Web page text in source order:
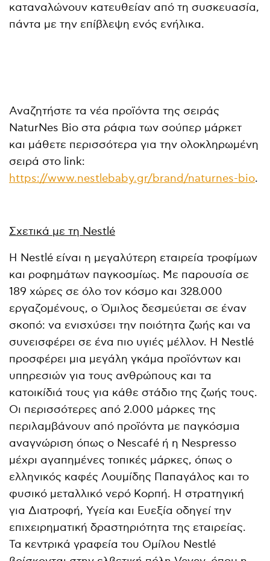
καταναλώνουν κατευθείαν από τη συσκευασία,
πάντα με την επίβλεψη ενός ενήλικα.
Αναζητήστε τα νέα προϊόντα της σειράς
NaturNes Bio στα ράφια των σούπερ μάρκετ
και μάθετε περισσότερα για την ολοκληρωμένη
σειρά στο link:
https://www.nestlebaby.gr/brand/naturnes-bio.
Σχετικά με τη Nestlé
Η Nestlé είναι η μεγαλύτερη εταιρεία τροφίμων
και ροφημάτων παγκοσμίως. Με παρουσία σε
189 χώρες σε όλο τον κόσμο και 328.000
εργαζομένους, ο Όμιλος δεσμεύεται σε έναν
σκοπό: να ενισχύσει την ποιότητα ζωής και να
συνεισφέρει σε ένα πιο υγιές μέλλον. Η Nestlé
προσφέρει μια μεγάλη γκάμα προϊόντων και
υπηρεσιών για τους ανθρώπους και τα
κατοικίδιά τους για κάθε στάδιο της ζωής τους.
Οι περισσότερες από 2.000 μάρκες της
περιλαμβάνουν από προϊόντα με παγκόσμια
αναγνώριση όπως ο Nescafé ή η Nespresso
μέχρι αγαπημένες τοπικές μάρκες, όπως ο
ελληνικός καφές Λουμίδης Παπαγάλος και το
φυσικό μεταλλικό νερό Κορπή. Η στρατηγική
για Διατροφή, Υγεία και Ευεξία οδηγεί την
επιχειρηματική δραστηριότητα της εταιρείας.
Τα κεντρικά γραφεία του Ομίλου Nestlé